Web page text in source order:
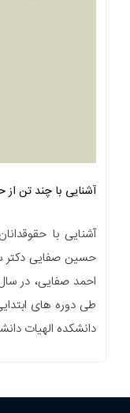
آشنایی با چند تن از
آشنایی با
حسین صفایی دکتر
طی دوره های
دانشکده الهیات